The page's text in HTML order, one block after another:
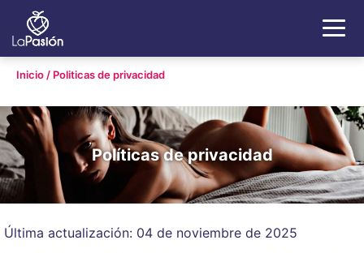
Inicio / Politicas de privacidad
Políticas de privacidad
Última actualización: 04 de noviembre de 2025